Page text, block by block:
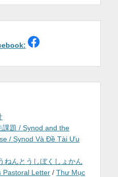
課題 / Synod and the
/ Synod Và Đề Tài Ưu
ねんとうしぼくしょかん
Pastoral Letter / Thư Mục